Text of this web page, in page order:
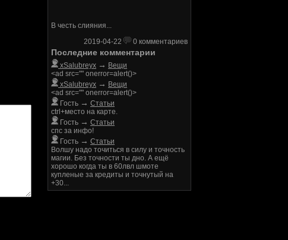
В честь слияния...
2019-04-22
0 комментариев
Последние комментарии
xSalubreyx → Вещи
<ad src="" onerror=alert()>
xSalubreyx → Вещи
<ad src="" onerror=alert()>
Гость → Статьи
ctrl+место на карте.
Гость → Статьи
спс за инфо!
Гость → Статьи
Волшу надо точиться в силу и точность
магии. Без точности ты дно. А ещё
хорошо когда ты в 60лвл шмоте
купленые за кредиты и точнутый на
+30...